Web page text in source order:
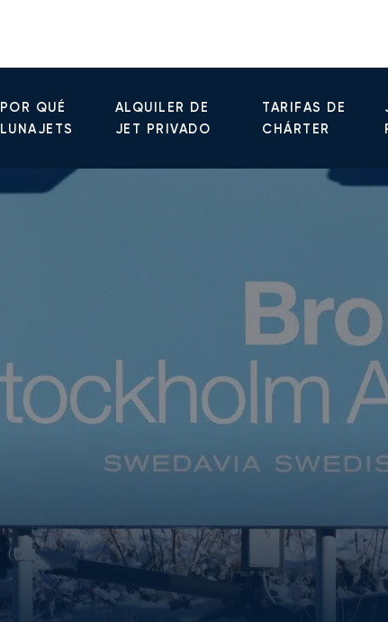
POR QUÉ
LUNAJETS
ALQUILER DE
JET PRIVADO
TARIFAS DE
CHÁRTER